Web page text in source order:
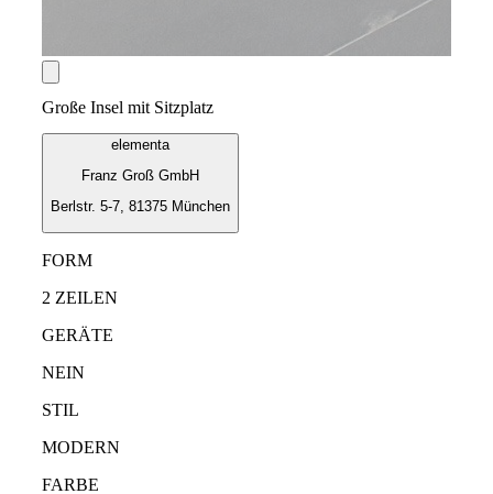
Große Insel mit Sitzplatz
elementa
Franz Groß GmbH
Berlstr. 5-7, 81375 München
FORM
2 ZEILEN
GERÄTE
NEIN
STIL
MODERN
FARBE